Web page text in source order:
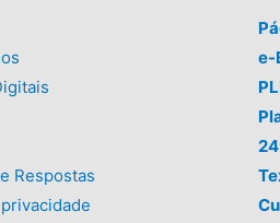
Respostas
e-